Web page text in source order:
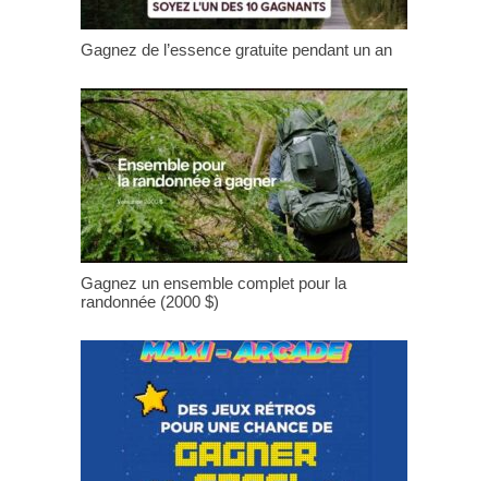
Gagnez de l’essence gratuite pendant un an
Gagnez un ensemble complet pour la
randonnée (2000 $)